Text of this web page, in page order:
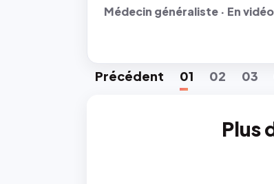
Médecin généraliste · En vidéo
Précédent 01 02 03
Plus